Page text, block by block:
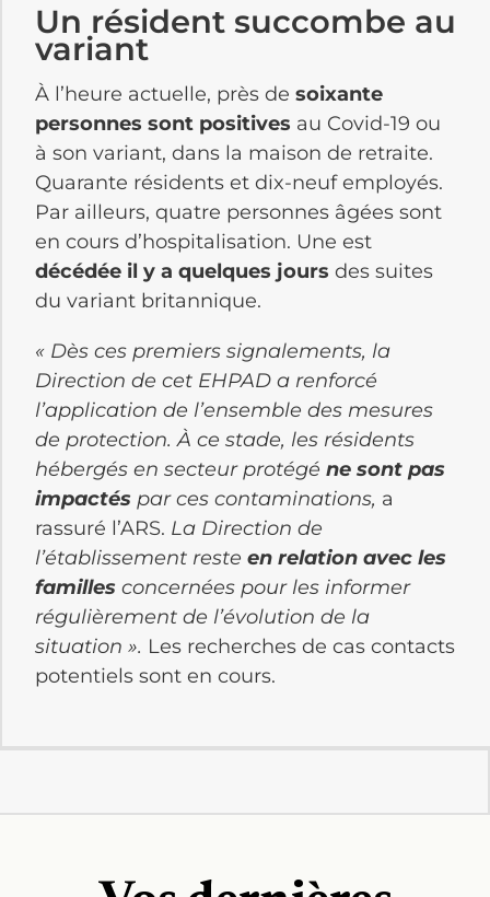
Un résident succombe au
variant
À l’heure actuelle, près de soixante
personnes sont positives au Covid-19 ou
à son variant, dans la maison de retraite.
Quarante résidents et dix-neuf employés.
Par ailleurs, quatre personnes âgées sont
en cours d’hospitalisation. Une est
décédée il y a quelques jours des suites
du variant britannique.
« Dès ces premiers signalements, la
Direction de cet EHPAD a renforcé
l’application de l’ensemble des mesures
de protection. À ce stade, les résidents
hébergés en secteur protégé ne sont pas
impactés par ces contaminations, a
rassuré l’ARS. La Direction de
l’établissement reste en relation avec les
familles concernées pour les informer
régulièrement de l’évolution de la
situation ». Les recherches de cas contacts
potentiels sont en cours.